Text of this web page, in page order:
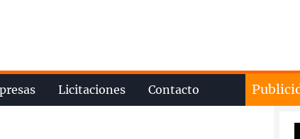
Licitaciones Contacto